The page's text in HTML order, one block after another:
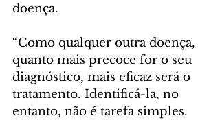
doença.
“Como qualquer outra doença,
quanto mais precoce for o seu
diagnóstico, mais eficaz será o
tratamento. Identificá-la, no
entanto, não é tarefa simples.